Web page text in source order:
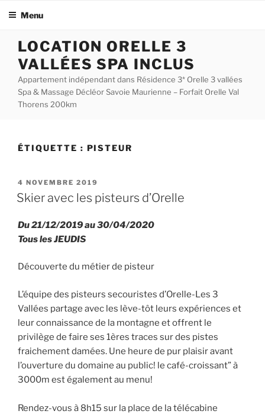
contenu
principal
LOCATION ORELLE 3
VALLÉES SPA INCLUS
Appartement indépendant dans Résidence 3* Orelle 3 vallées
Spa & Massage Décléor Savoie Maurienne – Forfait Orelle Val
Thorens 200km
Menu
ÉTIQUETTE : PISTEUR
PUBLIÉ
LE
4 NOVEMBRE 2019
Skier avec les pisteurs d’Orelle
Du 21/12/2019 au 30/04/2020
Tous les JEUDIS
Découverte du métier de pisteur
L’équipe des pisteurs secouristes d’Orelle-Les 3
Vallées partage avec les lève-tôt leurs expériences et
leur connaissance de la montagne et offrent le
privilège de faire ses 1ères traces sur des pistes
fraichement damées. Une heure de pur plaisir avant
l’ouverture du domaine au public! le café-croissant” à
3000m est également au menu!
Rendez-vous à 8h15 sur la place de la télécabine